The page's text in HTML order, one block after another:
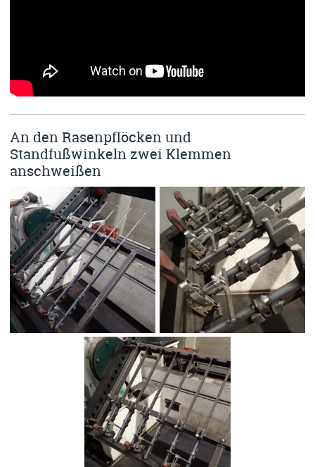
An den Rasenpflöcken und
Standfußwinkeln zwei Klemmen
anschweißen